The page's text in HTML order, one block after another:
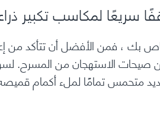
بك ، فمن الأفضل أن تتأكد من
صيحات الاستهجان من المسرح.
متحمس تمامًا لملءأكمام